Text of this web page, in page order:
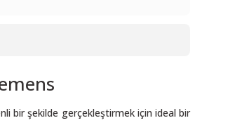
bir şekilde gerçekleştirmek için ideal bir